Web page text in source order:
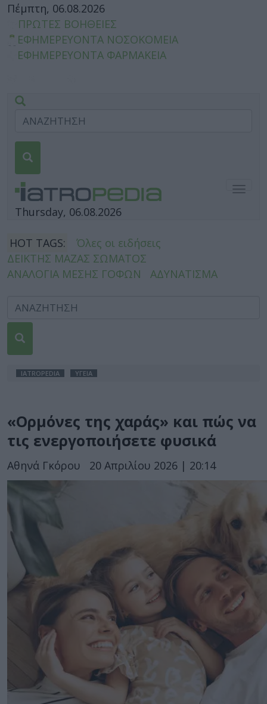
Πέμπτη, 06.08.2026
ΠΡΩΤΕΣ ΒΟΗΘΕΙΕΣ
ΕΦΗΜΕΡΕΥΟΝΤΑ ΝΟΣΟΚΟΜΕΙΑ
ΕΦΗΜΕΡΕΥΟΝΤΑ ΦΑΡΜΑΚΕΙΑ
Thursday, 06.08.2026
HOT TAGS:
Όλες οι ειδήσεις
ΔΕΙΚΤΗΣ ΜΑΖΑΣ ΣΩΜΑΤΟΣ
ΑΝΑΛΟΓΙΑ ΜΕΣΗΣ ΓΟΦΩΝ
ΑΔΥΝΑΤΙΣΜΑ
IATROPEDIA ΥΓΕΙΑ
«Ορμόνες της χαράς» και πώς να
τις ενεργοποιήσετε φυσικά
Αθηνά Γκόρου 20 Απριλίου 2026 | 20:14